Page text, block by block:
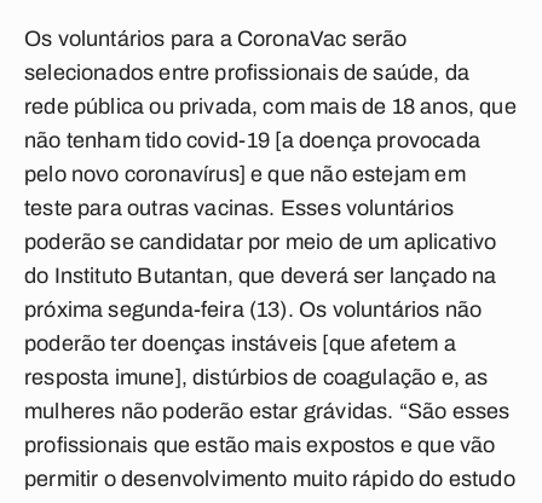
Os voluntários para a CoronaVac serão
selecionados entre profissionais de saúde, da
rede pública ou privada, com mais de 18 anos, que
não tenham tido covid-19 [a doença provocada
pelo novo coronavírus] e que não estejam em
teste para outras vacinas. Esses voluntários
poderão se candidatar por meio de um aplicativo
do Instituto Butantan, que deverá ser lançado na
próxima segunda-feira (13). Os voluntários não
poderão ter doenças instáveis [que afetem a
resposta imune], distúrbios de coagulação e, as
mulheres não poderão estar grávidas. “São esses
profissionais que estão mais expostos e que vão
permitir o desenvolvimento muito rápido do estudo